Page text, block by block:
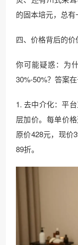
的固本培元，总有
四、价格背后的价
你可能疑惑：为
30%-50%？答案在
1. 去中介化：平
层加价。每单价
原价428元，现价
89折。